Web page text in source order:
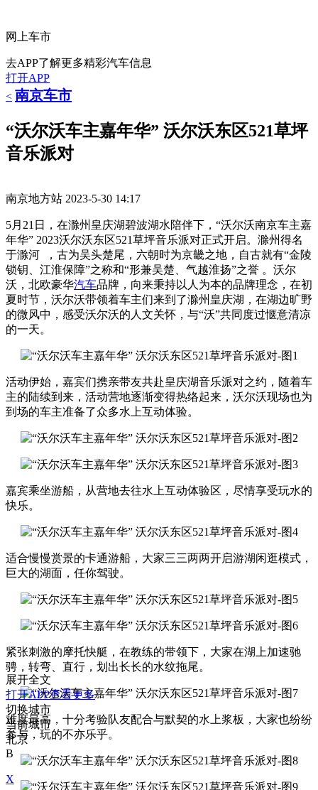
网上车市
去APP了解更多精彩汽车信息
打开APP
< 南京车市
“沃尔沃车主嘉年华” 沃尔沃东区521草坪
音乐派对
南京地方站 2023-5-30 14:17
5月21日，在滁州皇庆湖碧波湖水陪伴下，“沃尔沃南京车主嘉
年华” 2023沃尔沃东区521草坪音乐派对正式开启。滁州得名
于滁河 ，古为吴头楚尾，六朝时为京畿之地，自古就有“金陵
锁钥、江淮保障”之称和“形兼吴楚、气越淮扬”之誉 。沃尔
沃，北欧豪华汽车品牌，向来秉持以人为本的品牌理念，在初
夏时节，沃尔沃带领着车主们来到了滁州皇庆湖，在湖边旷野
的微风中，感受沃尔沃的人文关怀，与“沃”共同度过惬意清凉
的一天。
活动伊始，嘉宾们携亲带友共赴皇庆湖音乐派对之约，随着车
主的陆续到来，活动营地逐渐变得热络起来，沃尔沃现场也为
到场的车主准备了众多水上互动体验。
嘉宾乘坐游船，从营地去往水上互动体验区，尽情享受玩水的
快乐。
适合慢慢赏景的卡通游船，大家三三两两开启游湖闲逛模式，
巨大的湖面，任你驾驶。
紧张刺激的摩托快艇，在教练的带领下，大家在湖上加速驰
骋，转弯、直行，划出长长的水纹拖尾。
难度最高，十分考验队友配合与默契的水上浆板，大家也纷纷
参与，玩的不亦乐乎。
展开全文
打开APP查看更多
切换城市
当前城市
北京
B
X